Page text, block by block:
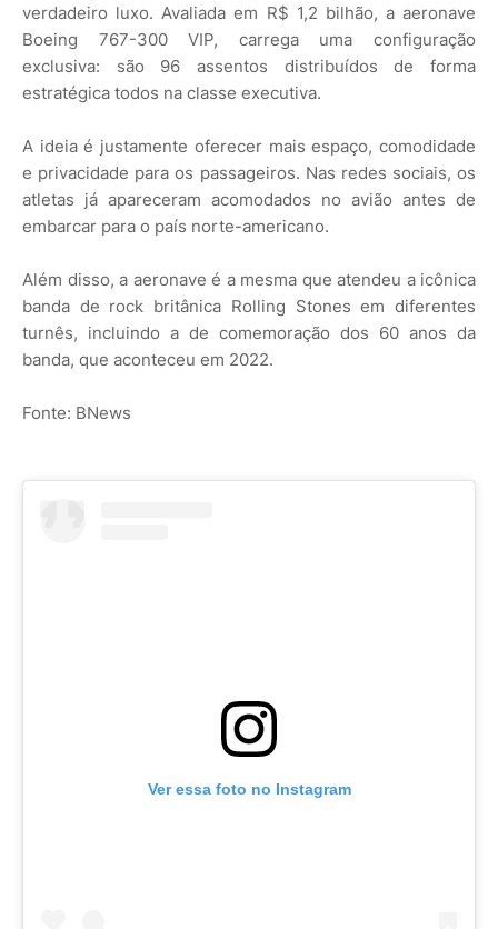
verdadeiro luxo. Avaliada em R$ 1,2 bilhão, a aeronave
Boeing 767-300 VIP, carrega uma configuração
exclusiva: são 96 assentos distribuídos de forma
estratégica todos na classe executiva.
A ideia é justamente oferecer mais espaço, comodidade
e privacidade para os passageiros. Nas redes sociais, os
atletas já apareceram acomodados no avião antes de
embarcar para o país norte-americano.
Além disso, a aeronave é a mesma que atendeu a icônica
banda de rock britânica Rolling Stones em diferentes
turnês, incluindo a de comemoração dos 60 anos da
banda, que aconteceu em 2022.
Fonte: BNews
Ver essa foto no Instagram